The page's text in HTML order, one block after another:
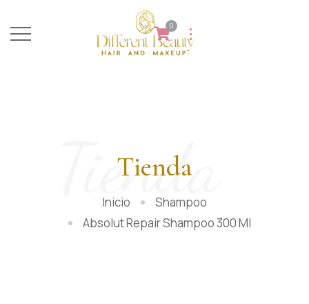
0
Tienda
Tienda
Inicio
Shampoo
Absolut Repair Shampoo 300 Ml